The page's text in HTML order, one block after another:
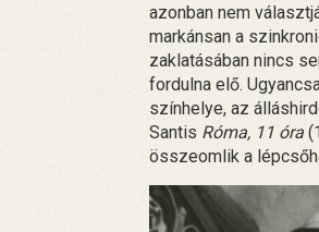
azonban nem
markánsan a
zaklatásában nincs
fordulna elő.
színhelye, az
Santis Róma, 11 óra
összeomlik a